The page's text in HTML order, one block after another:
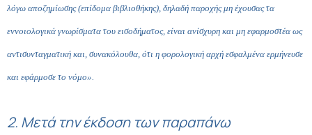
λόγω αποζημίωσης (επίδομα βιβλιοθήκης), δηλαδή παροχής μη έχουσας τα
εννοιολογικά γνωρίσματα του εισοδήματος, είναι ανίσχυρη και μη εφαρμοστέα ως
αντισυνταγματική και, συνακόλουθα, ότι η φορολογική αρχή εσφαλμένα ερμήνευσε
και εφάρμοσε το νόμο».
2. Μετά την έκδοση των παραπάνω